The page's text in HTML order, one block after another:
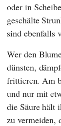
oder in
geschälte
sind ebenfalls
Wer den
dünsten,
frittieren. Am
und nur mit
die Säure hält
zu vermeiden,